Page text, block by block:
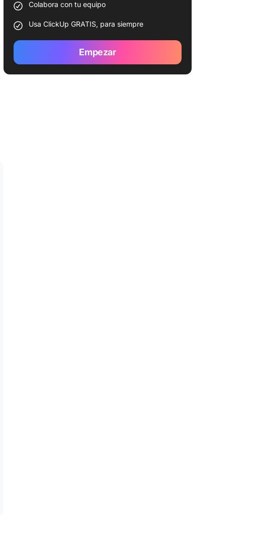
Colabora con tu equipo
Usa ClickUp GRATIS, para siempre
Empezar